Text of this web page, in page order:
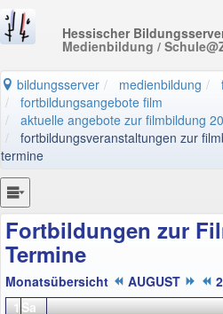
Hessischer
Medienbildung /
bildungsserver medienbildung
fortbildungsangebote film
aktuelle angebote zur filmbildung
fortbildungsveranstaltungen zur
termine
Fortbildungen zur
Termine
Monatsübersicht AUGUST
1Sa